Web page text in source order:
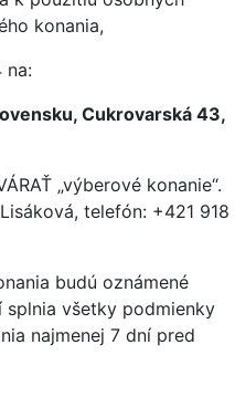
konania,
na:
Cukrovarská43,
„výberové konanie“.
telefón: +421 918
budú oznámené
splnia všetky podmienky
najmenej 7 dní pred